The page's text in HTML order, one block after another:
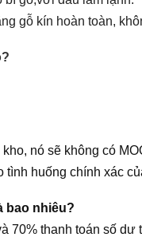
gỗ kín hoàn toàn,
nó sẽ không có
tình huống chính xác
bao nhiêu?
70% thanh toán số